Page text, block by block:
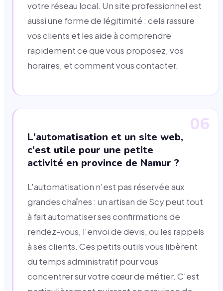
votre réseau local. Un site professionnel est
aussi une forme de légitimité : cela rassure
vos clients et les aide à comprendre
rapidement ce que vous proposez, vos
horaires, et comment vous contacter.
06
L'automatisation et un site web,
c'est utile pour une petite
activité en province de Namur ?
L'automatisation n'est pas réservée aux
grandes chaînes : un artisan de Scy peut tout
à fait automatiser ses confirmations de
rendez-vous, l'envoi de devis, ou les rappels
à ses clients. Ces petits outils vous libèrent
du temps administratif pour vous
concentrer sur votre cœur de métier. C'est